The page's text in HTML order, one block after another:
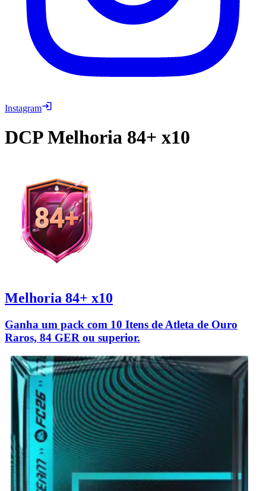
Instagram
DCP Melhoria 84+ x10
Melhoria 84+ x10
Ganha um pack com 10 Itens de Atleta de Ouro
Raros, 84 GER ou superior.